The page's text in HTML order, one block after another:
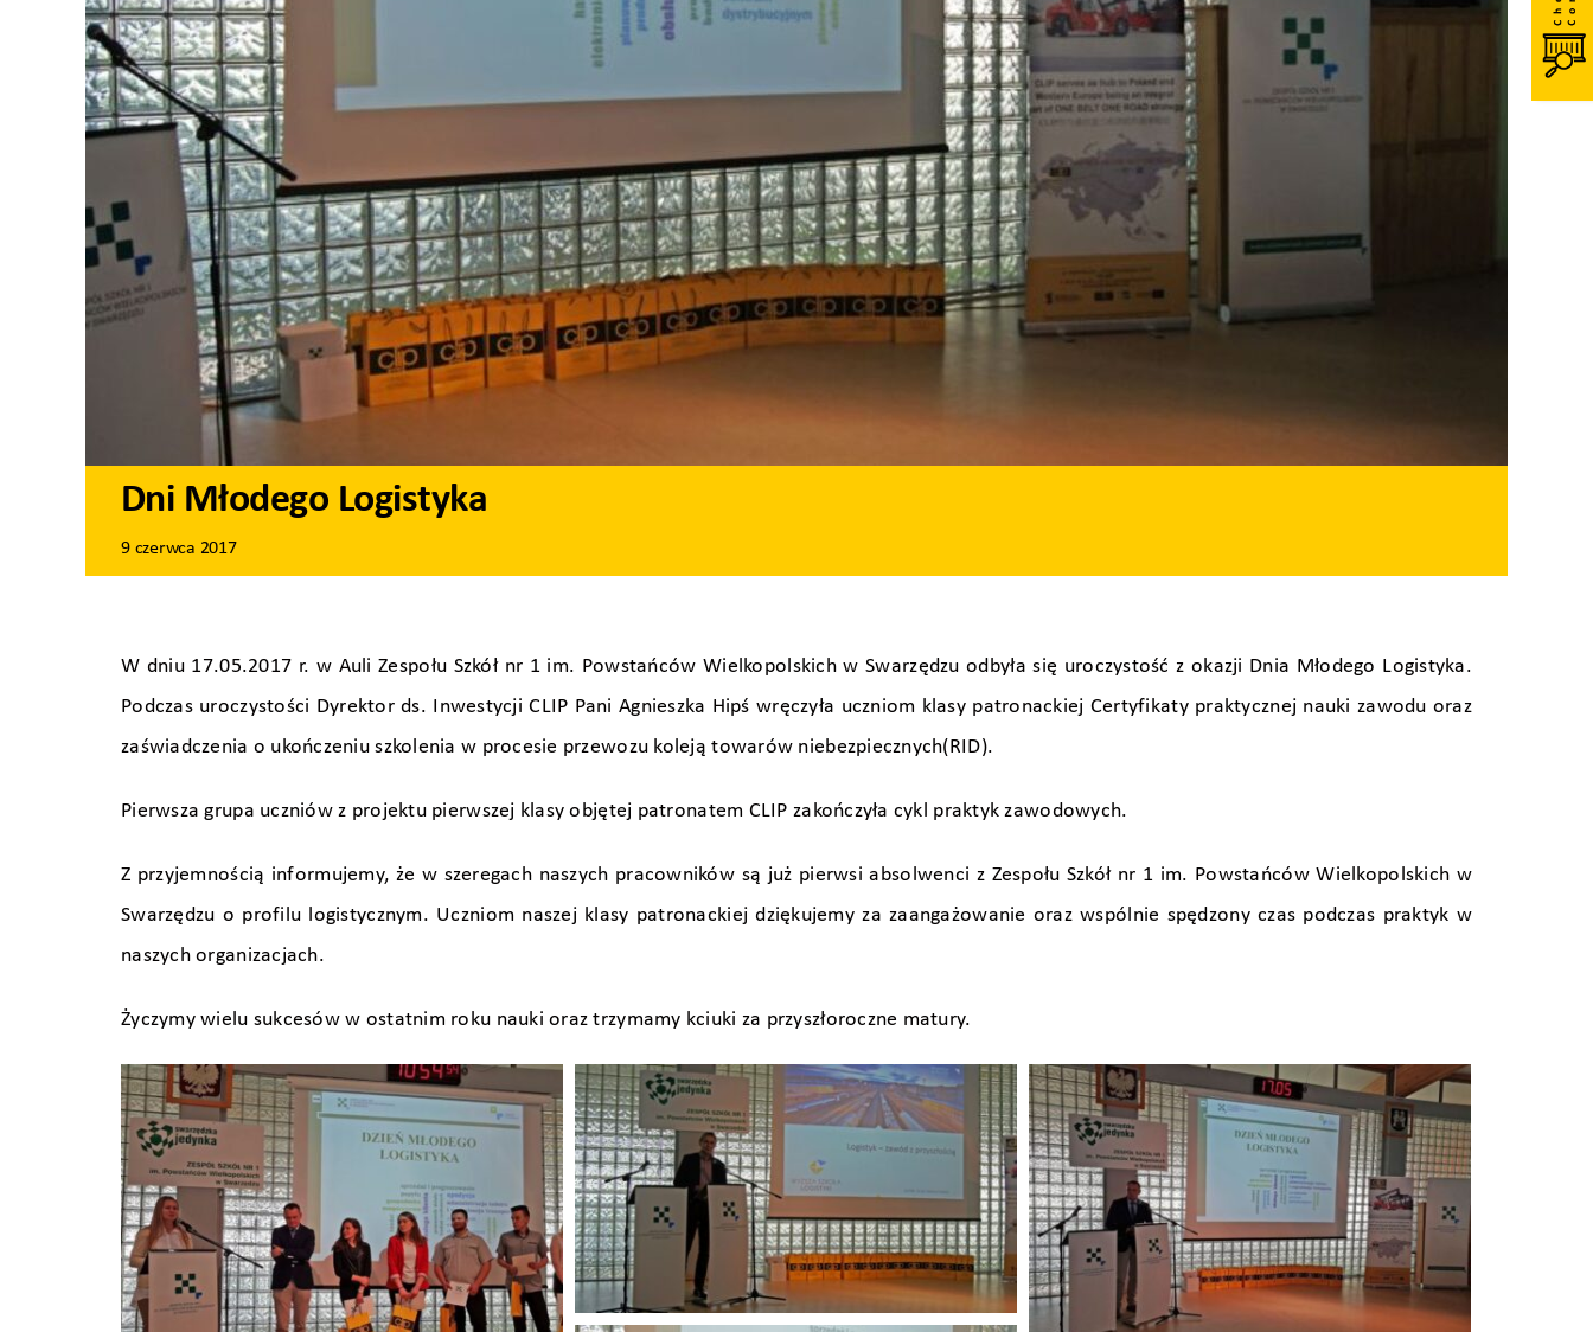
Dni Młodego Logistyka
9 czerwca 2017
W dniu 17.05.2017 r. w Auli Zespołu Szkół nr 1 im. Powstańców Wielkopolskich w Swarzędzu odbyła się uroczystość z okazji Dnia Młodego Logistyka.
Podczas uroczystości Dyrektor ds. Inwestycji CLIP Pani Agnieszka Hipś wręczyła uczniom klasy patronackiej Certyfikaty praktycznej nauki zawodu oraz
zaświadczenia o ukończeniu szkolenia w procesie przewozu koleją towarów niebezpiecznych(RID).
Pierwsza grupa uczniów z projektu pierwszej klasy objętej patronatem CLIP zakończyła cykl praktyk zawodowych.
Z przyjemnością informujemy, że w szeregach naszych pracowników są już pierwsi absolwenci z Zespołu Szkół nr 1 im. Powstańców Wielkopolskich w
Swarzędzu o profilu logistycznym. Uczniom naszej klasy patronackiej dziękujemy za zaangażowanie oraz wspólnie spędzony czas podczas praktyk w
naszych organizacjach.
Życzymy wielu sukcesów w ostatnim roku nauki oraz trzymamy kciuki za przyszłoroczne matury.